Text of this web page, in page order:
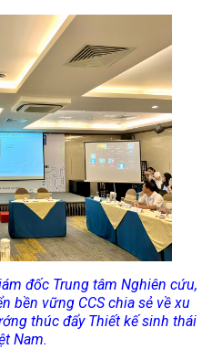
đốc Trung tâm Nghiên cứu,
bền vững CCS chia sẻ về xu
thúc đẩy Thiết kế sinh thái
Nam.